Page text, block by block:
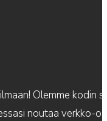
Olemme kodin
noutaa verkko-